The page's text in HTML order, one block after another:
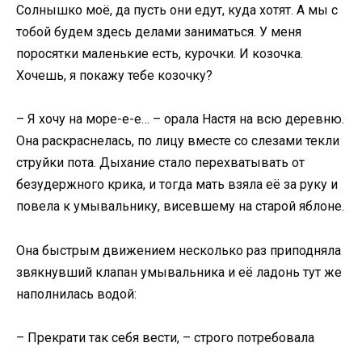
Солнышко моё, да пусть они едут, куда хотят. А мы с
тобой будем здесь делами заниматься. У меня
поросятки маленькие есть, курочки. И козочка.
Хочешь, я покажу тебе козочку?
– Я хочу на море-е-е… – орала Настя на всю деревню.
Она раскраснелась, по лицу вместе со слезами текли
струйки пота. Дыхание стало перехватывать от
безудержного крика, и тогда мать взяла её за руку и
повела к умывальнику, висевшему на старой яблоне.
Она быстрым движением несколько раз приподняла
звякнувший клапан умывальника и её ладонь тут же
наполнилась водой:
– Прекрати так себя вести, – строго потребовала